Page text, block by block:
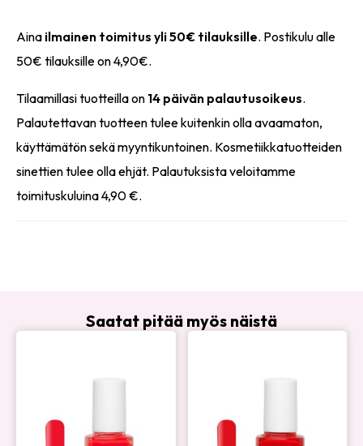
Aina ilmainen toimitus yli 50€ tilauksille. Postikulu alle
50€ tilauksille on 4,90€.
Tilaamillasi tuotteilla on 14 päivän palautusoikeus.
Palautettavan tuotteen tulee kuitenkin olla avaamaton,
käyttämätön sekä myyntikuntoinen. Kosmetiikkatuotteiden
sinettien tulee olla ehjät. Palautuksista veloitamme
toimituskuluina 4,90 €.
Saatat pitää myös näistä